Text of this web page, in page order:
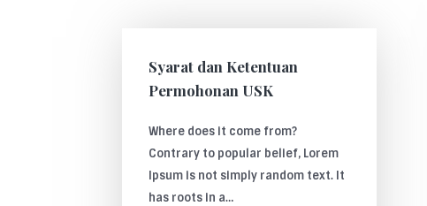
Syarat dan Ketentuan
Permohonan USK
Where does it come from?
Contrary to popular belief, Lorem
Ipsum is not simply random text. It
has roots in a…